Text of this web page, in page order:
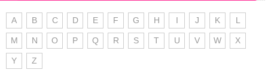
A B C D E F G H I J K L
M N O P Q R S T U V W X
Y Z